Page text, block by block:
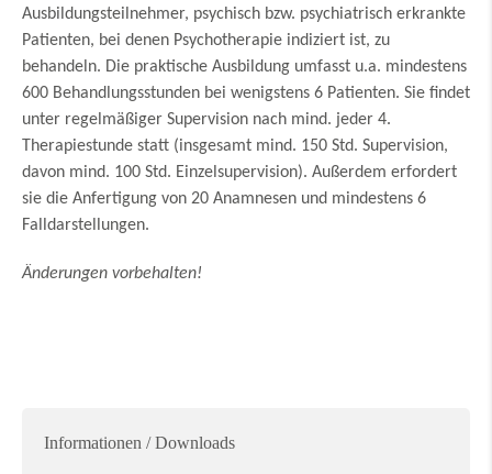
Ausbildungsteilnehmer, psychisch bzw. psychiatrisch erkrankte
Patienten, bei denen Psychotherapie indiziert ist, zu
behandeln. Die praktische Ausbildung umfasst u.a. mindestens
600 Behandlungsstunden bei wenigstens 6 Patienten. Sie findet
unter regelmäßiger Supervision nach mind. jeder 4.
Therapiestunde statt (insgesamt mind. 150 Std. Supervision,
davon mind. 100 Std. Einzelsupervision). Außerdem erfordert
sie die Anfertigung von 20 Anamnesen und mindestens 6
Falldarstellungen.
Änderungen vorbehalten!
Informationen / Downloads